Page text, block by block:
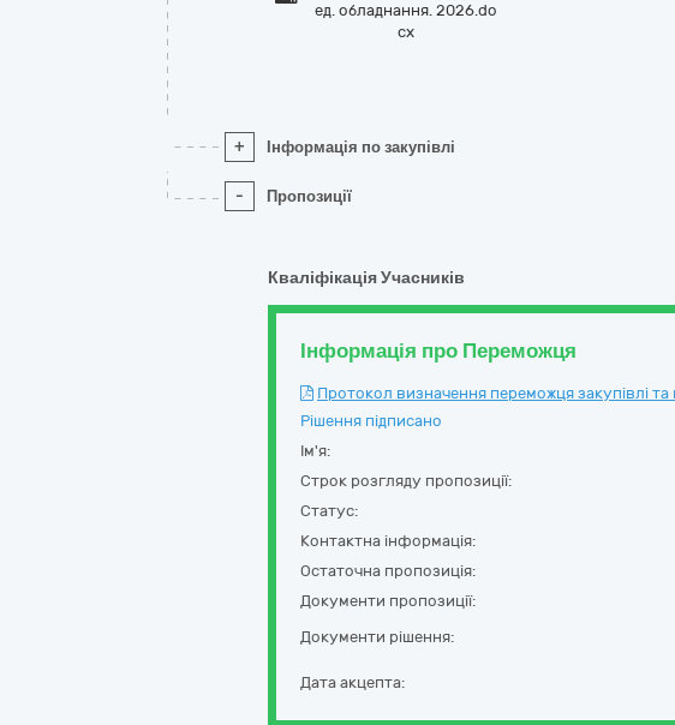
ед. обладнання. 2026.do
cx
+ Інформація по закупівлі
- Пропозиції
Кваліфікація Учасників
Інформація про Переможця
Протокол визначення переможця закупівлі
Рішення підписано
Ім'я:
Строк розгляду пропозиції:
Статус:
Контактна інформація:
Остаточна пропозиція:
Документи пропозиції:
Документи рішення:
Дата акцепта: